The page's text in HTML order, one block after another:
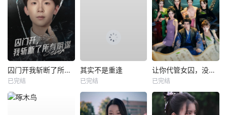
囚门开我斩断了所有阴谋
已完结
其实不是重逢
已完结
让你代管女囚，没让你称帝啊
已完结